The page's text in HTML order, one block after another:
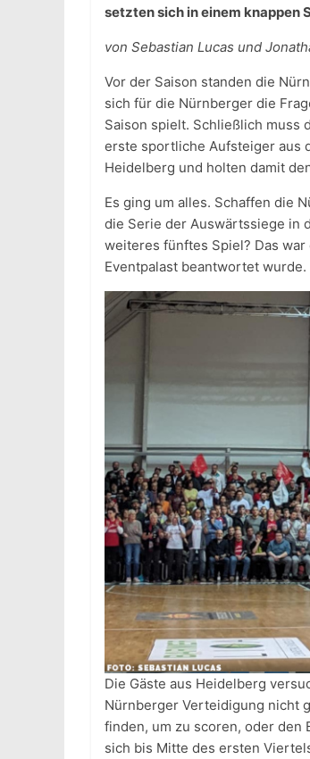
setzten sich in einem knappen
von Sebastian Lucas und
Vor der Saison standen die
sich für die Nürnberger die
Saison spielt. Schließlich muss
erste sportliche Aufsteiger aus
Heidelberg und holten damit
Es ging um alles. Schaffen die
die Serie der Auswärtssiege in
weiteres fünftes Spiel? Das
Eventpalast beantwortet wurde.
Die Gäste aus Heidelberg
Nürnberger Verteidigung nicht
finden, um zu scoren, oder den
sich bis Mitte des ersten